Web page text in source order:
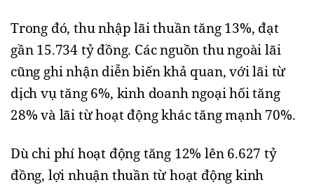
Trong đó, thu nhập lãi thuần tăng 13%, đạt
gần 15.734 tỷ đồng. Các nguồn thu ngoài lãi
cũng ghi nhận diễn biến khả quan, với lãi từ
dịch vụ tăng 6%, kinh doanh ngoại hối tăng
28% và lãi từ hoạt động khác tăng mạnh 70%.
Dù chi phí hoạt động tăng 12% lên 6.627 tỷ
đồng, lợi nhuận thuần từ hoạt động kinh